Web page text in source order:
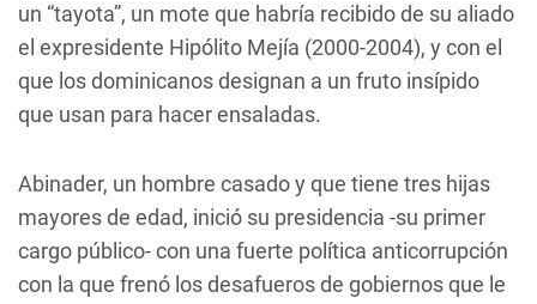
un “tayota”, un mote que habría recibido de su aliado
el expresidente Hipólito Mejía (2000-2004), y con el
que los dominicanos designan a un fruto insípido
que usan para hacer ensaladas.
Abinader, un hombre casado y que tiene tres hijas
mayores de edad, inició su presidencia -su primer
cargo público- con una fuerte política anticorrupción
con la que frenó los desafueros de gobiernos que le